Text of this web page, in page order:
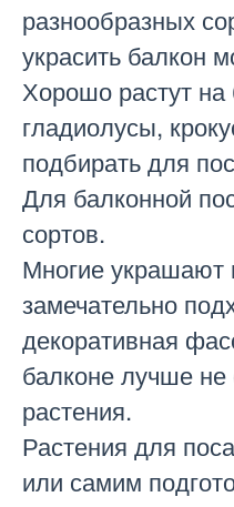
разнообразных
украсить балкон
Хорошо растут на
гладиолусы,
подбирать для
Для балконной
сортов.
Многие украшают
замечательно
декоративная
балконе лучше не
растения.
Растения для
или самим